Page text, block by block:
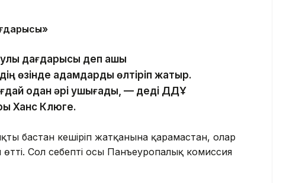
дағдарысы деп ашық
өзінде адамдарды өлтіріп жатыр.
одан әрі ушығады, — деді ДДҰ
Ханс Клюге.
бастан кешіріп жатқанына қарамастан, олар
өтті. Сол себепті осы Панъеуропалық комиссия